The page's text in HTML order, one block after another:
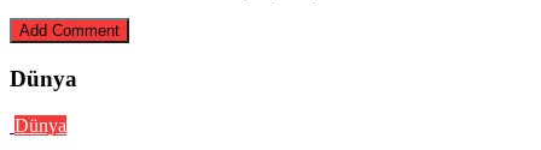
Dünya
Dünya